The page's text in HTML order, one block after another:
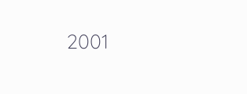
2001